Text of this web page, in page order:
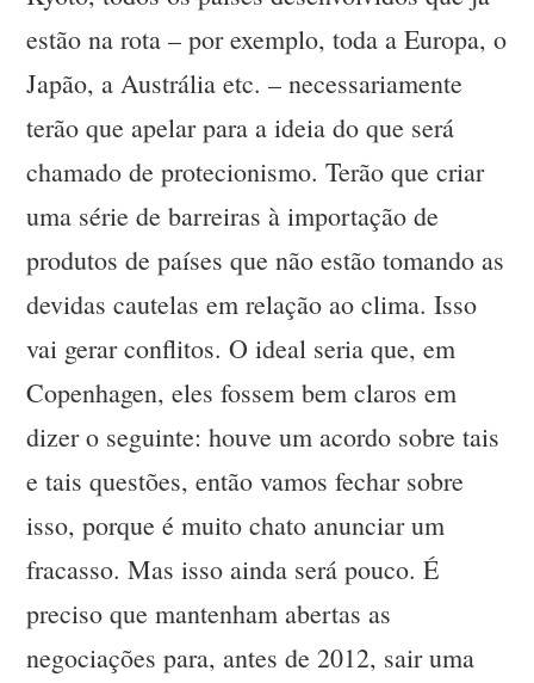
estão na rota – por exemplo, toda a Europa, o
Japão, a Austrália etc. – necessariamente
terão que apelar para a ideia do que será
chamado de protecionismo. Terão que criar
uma série de barreiras à importação de
produtos de países que não estão tomando as
devidas cautelas em relação ao clima. Isso
vai gerar conflitos. O ideal seria que, em
Copenhagen, eles fossem bem claros em
dizer o seguinte: houve um acordo sobre tais
e tais questões, então vamos fechar sobre
isso, porque é muito chato anunciar um
fracasso. Mas isso ainda será pouco. É
preciso que mantenham abertas as
negociações para, antes de 2012, sair uma